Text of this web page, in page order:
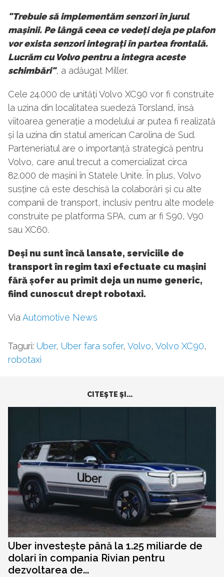
"Trebuie să implementăm senzori în jurul
mașinii. Pe lângă ceea ce vedeți deja pe plafon
vor exista senzori integrați în partea frontală.
Lucrăm cu Volvo pentru a integra aceste
schimbări", a adăugat Miller.
Cele 24.000 de unități Volvo XC90 vor fi construite
la uzina din localitatea suedeză Torsland, însă
viitoarea generație a modelului ar putea fi realizată
și la uzina din statul american Carolina de Sud.
Parteneriatul are o importanță strategică pentru
Volvo, care anul trecut a comercializat circa
82.000 de mașini în Statele Unite. În plus, Volvo
susține că este deschisă la colaborări și cu alte
companii de transport, inclusiv pentru alte modele
construite pe platforma SPA, cum ar fi S90, V90
sau XC60.
Deși nu sunt încă lansate, serviciile de
transport în regim taxi efectuate cu mașini
fără șofer au primit deja un nume generic,
fiind cunoscut drept robotaxi.
ViaAutomotive News
Taguri: Uber, Uber fara sofer, Volvo, Volvo XC90,
robotaxi
CITEŞTE ŞI...
Uber investește până la 1.25 miliarde de
dolari în compania Rivian pentru
dezvoltarea de...